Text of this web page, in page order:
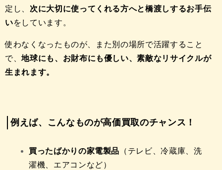
定し、 次に大切に使ってくれる方へと橋渡しするお手伝
いをしています。
使わなくなったものが、また別の場所で活躍すること
で、地球にも、お財布にも優しい、素敵なリサイクルが
生まれます。
例えば、こんなものが高価買取のチャンス！
買ったばかりの家電製品 （テレビ、冷蔵庫、洗
濯機、エアコンなど）